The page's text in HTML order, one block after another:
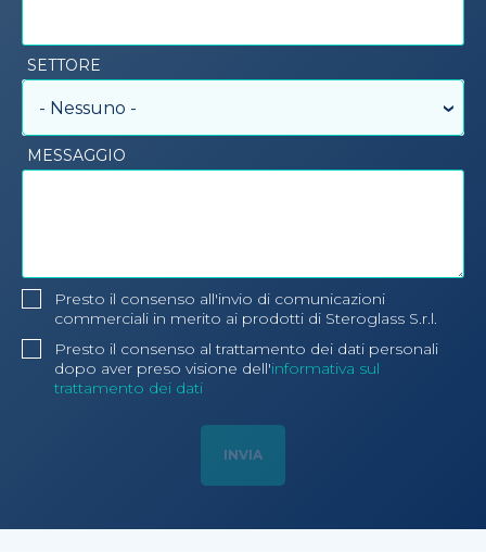
SETTORE
- Nessuno -
MESSAGGIO
Presto il consenso all'invio di comunicazioni
commerciali in merito ai prodotti di Steroglass S.r.l.
Presto il consenso al trattamento dei dati personali
dopo aver preso visione dell'informativa sul
trattamento dei dati